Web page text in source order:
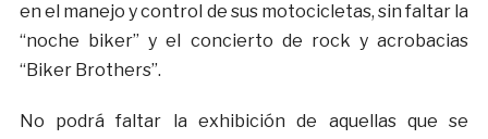
en el manejo y control de sus motocicletas, sin faltar la
“noche biker” y el concierto de rock y acrobacias
“Biker Brothers”.
No podrá faltar la exhibición de aquellas que se